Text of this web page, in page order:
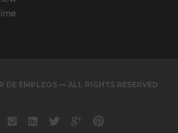
DE EMPLEOS — ALL RIGHTS RESERVED
Facebook
instagram
LinkedinTwitterGoogle+